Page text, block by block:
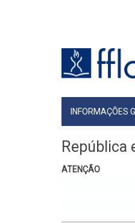
MENU
INFORMAÇÕES
República
ATENÇÃO